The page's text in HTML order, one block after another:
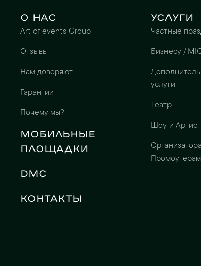
О нас
Art of events Group
Отзывы
Нам доверяют
Гарантии
Почему мы?
Мобильные
площадки
DMC
Контакты
Услуги
Частные
Бизнесу /
услуги
Театр
Шоу и
Промоутерам